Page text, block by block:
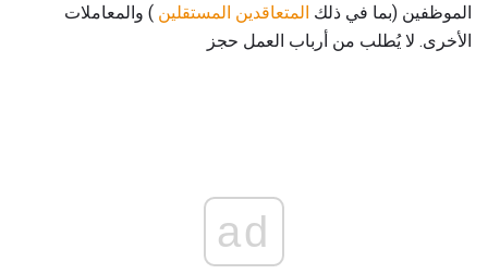
الموظفين (بما في ذلك المتعاقدين المستقلين ) والمعاملات
الأخرى. لا يُطلب من أرباب العمل حجز
ad